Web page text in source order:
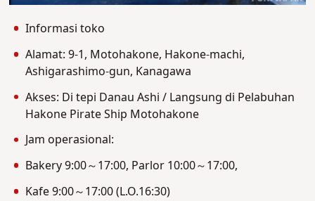
Informasi toko
Alamat: 9-1, Motohakone, Hakone-machi,
Ashigarashimo-gun, Kanagawa
Akses: Di tepi Danau Ashi / Langsung di Pelabuhan
Hakone Pirate Ship Motohakone
Jam operasional:
Bakery 9:00～17:00, Parlor 10:00～17:00,
Kafe 9:00～17:00 (L.O.16:30)